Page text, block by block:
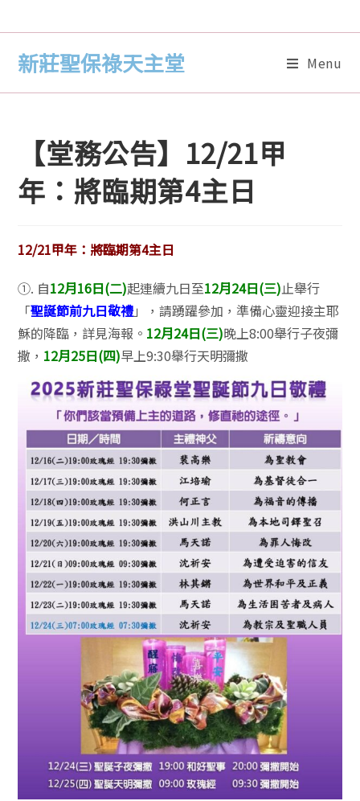
新莊聖保祿天主堂 Menu
【堂務公告】12/21甲
年：將臨期第4主日
12/21甲年：將臨期第4主日
①. 自12月16日(二)起連續九日至12月24日(三)止舉行
「聖誕節前九日敬禮」，請踴躍參加，準備心靈迎接主耶
穌的降臨，詳見海報。 12月24日(三)晚上8:00舉行子夜彌
撒， 12月25日(四)早上9:30舉行天明彌撒